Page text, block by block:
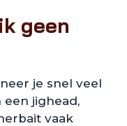
geen
je snel veel
een jighead,
vaak